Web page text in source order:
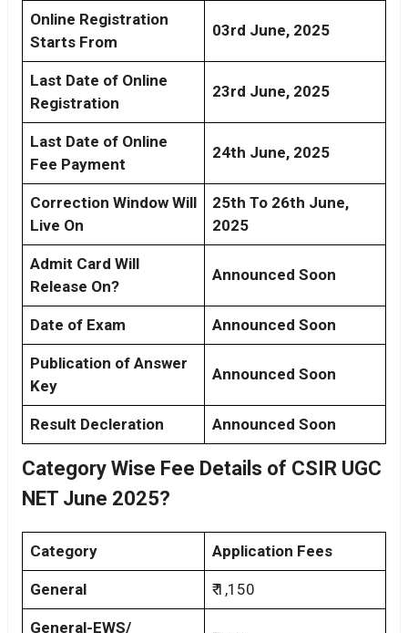
Online Registration
Starts From
03rd June, 2025
Last Date of Online
Registration
23rd June, 2025
Last Date of Online
Fee Payment
24th June, 2025
Correction Window Will
Live On
25th To 26th June,
2025
Admit Card Will
Release On?
Announced Soon
Date of Exam Announced Soon
Publication of Answer
Key
Announced Soon
Result Decleration Announced Soon
Category Wise Fee Details of CSIR UGC
NET June 2025?
Category Application Fees
General ₹ 1,150
General-EWS/